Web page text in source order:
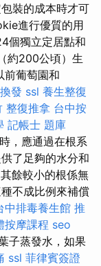
裝的成本時才可
進行優質的用
個獨立定居點和
約200公頃）生
前葡萄園和
發 ssl 養生整復
整復推拿 台中按
記帳士 題庫
，應通過在根系
了足夠的水分和
餘較小的根係無
不成比例來補償
中排毒養生館 推
按摩課程 seo
子蒸發水，如果
ssl 菲律賓簽證